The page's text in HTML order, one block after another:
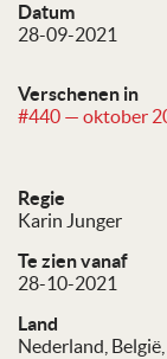
Datum
28-09-2021
Verschenen in
#440 — oktober
Regie
Karin Junger
Te zien vanaf
28-10-2021
Land
Nederland, België,